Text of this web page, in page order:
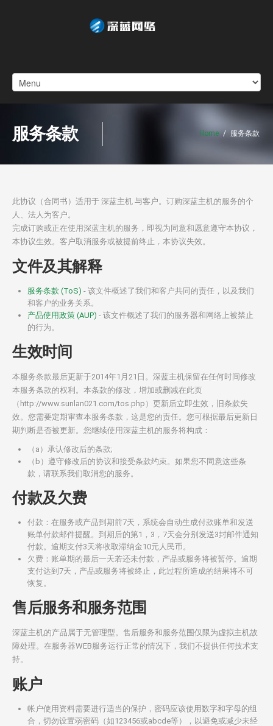
服务条款 Home / 服务条款
此协议（合同书）适用于 深蓝主机 与客户。订购深蓝主机的服务的个
人、法人为客户。
完成订购或正在使用深蓝主机的服务，即视为同意和愿意遵守本协议，
本协议生效。客户取消服务或被提前终止，本协议失效。
文件及其解释
服务条款 (ToS) - 该文件概述了我们和客户共同的责任，以及我们
和客户的业务关系。
产品使用政策 (AUP) - 该文件概述了我们的服务器和网络上被禁止
的行为。
生效时间
本服务条款最后更新于2014年1月21日。深蓝主机保留在任何时间修改
本服务条款的权利。本条款的修改，增加或删减在此页
（http://www.sunlan021.com/tos.php）更新后立即生效，旧条款失
效。您需要定期审查本服务条款，这是您的责任。您可根据最后更新日
期判断是否被更新。您继续使用深蓝主机的服务将构成：
（a）承认修改后的条款;
（b）遵守修改后的协议和接受条款约束。如果您不同意这些条
款，请联系我们取消您的服务。
付款及欠费
付款：在服务或产品到期前7天，系统会自动生成付款账单和发送
账单付款邮件提醒。到期后的第1，3，7天会分别发送3封邮件通知
付款。逾期支付3天将收取滞纳金10元人民币。
欠费：账单期的最后一天若还未付款，产品或服务将被暂停。逾期
支付达到7天，产品或服务将被终止，此过程所造成的结果将不可
恢复。
售后服务和服务范围
深蓝主机的产品属于无管理型。售后服务和服务范围仅限为虚拟主机故
障处理。在服务器WEB服务运行正常的情况下，我们不提供任何技术支
持。
账户
帐户使用资料需要进行适当的保护，密码应该使用数字和字母的组
合，切勿设置弱密码（如123456或abcde等），以避免或减少未经